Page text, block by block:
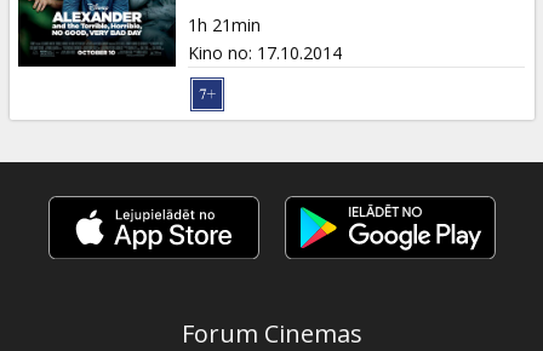
1h 21min
Kino no: 17.10.2014
Forum Cinemas